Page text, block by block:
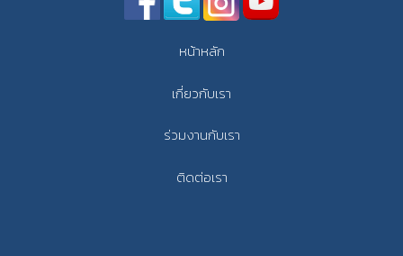
หน้าหลัก
เกี่ยวกับเรา
ร่วมงานกับเรา
ติดต่อเรา